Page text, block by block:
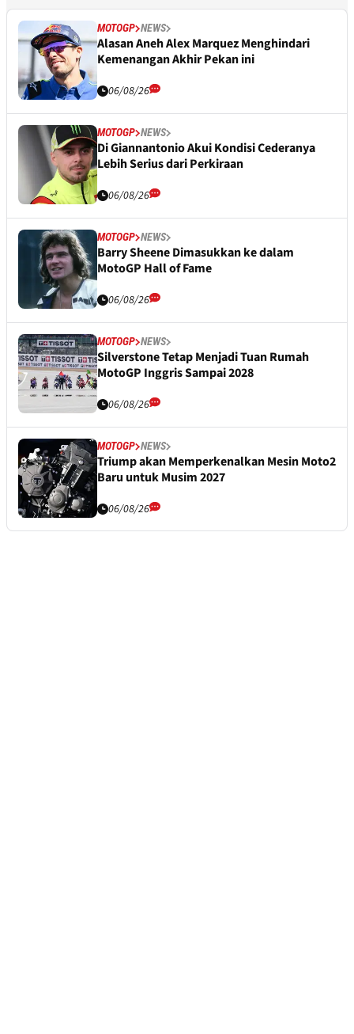
MOTOGP NEWS
Alasan Aneh Alex Marquez Menghindari
Kemenangan Akhir Pekan ini
06/08/26
MOTOGP NEWS
Di Giannantonio Akui Kondisi Cederanya
Lebih Serius dari Perkiraan
06/08/26
MOTOGP NEWS
Barry Sheene Dimasukkan ke dalam
MotoGP Hall of Fame
06/08/26
MOTOGP NEWS
Silverstone Tetap Menjadi Tuan Rumah
MotoGP Inggris Sampai 2028
06/08/26
MOTOGP NEWS
Triump akan Memperkenalkan Mesin Moto2
Baru untuk Musim 2027
06/08/26